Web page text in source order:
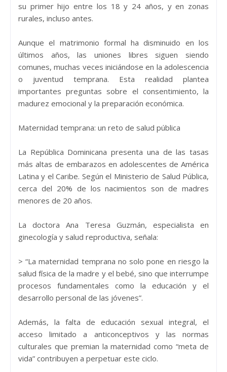
su primer hijo entre los 18 y 24 años, y en zonas
rurales, incluso antes.
Aunque el matrimonio formal ha disminuido en los
últimos años, las uniones libres siguen siendo
comunes, muchas veces iniciándose en la adolescencia
o juventud temprana. Esta realidad plantea
importantes preguntas sobre el consentimiento, la
madurez emocional y la preparación económica.
Maternidad temprana: un reto de salud pública
La República Dominicana presenta una de las tasas
más altas de embarazos en adolescentes de América
Latina y el Caribe. Según el Ministerio de Salud Pública,
cerca del 20% de los nacimientos son de madres
menores de 20 años.
La doctora Ana Teresa Guzmán, especialista en
ginecología y salud reproductiva, señala:
> “La maternidad temprana no solo pone en riesgo la
salud física de la madre y el bebé, sino que interrumpe
procesos fundamentales como la educación y el
desarrollo personal de las jóvenes”.
Además, la falta de educación sexual integral, el
acceso limitado a anticonceptivos y las normas
culturales que premian la maternidad como “meta de
vida” contribuyen a perpetuar este ciclo.